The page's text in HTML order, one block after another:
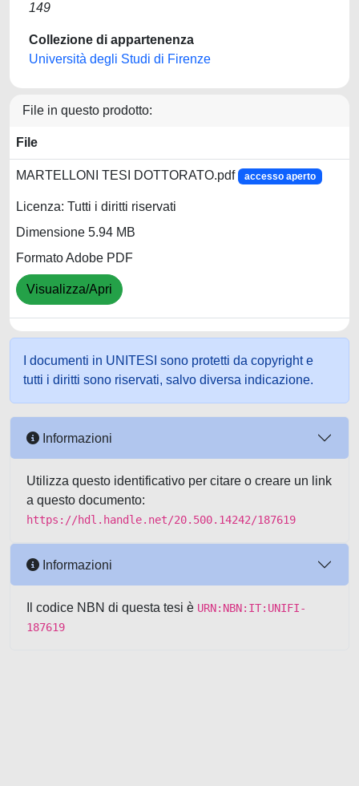
149
Collezione di appartenenza
Università degli Studi di Firenze
File in questo prodotto:
File
MARTELLONI TESI DOTTORATO.pdf accesso aperto
Licenza: Tutti i diritti riservati
Dimensione 5.94 MB
Formato Adobe PDF
Visualizza/Apri
I documenti in UNITESI sono protetti da copyright e
tutti i diritti sono riservati, salvo diversa indicazione.
Informazioni
Utilizza questo identificativo per citare o creare un link
a questo documento:
https://hdl.handle.net/20.500.14242/187619
Informazioni
Il codice NBN di questa tesi è URN:NBN:IT:UNIFI-
187619